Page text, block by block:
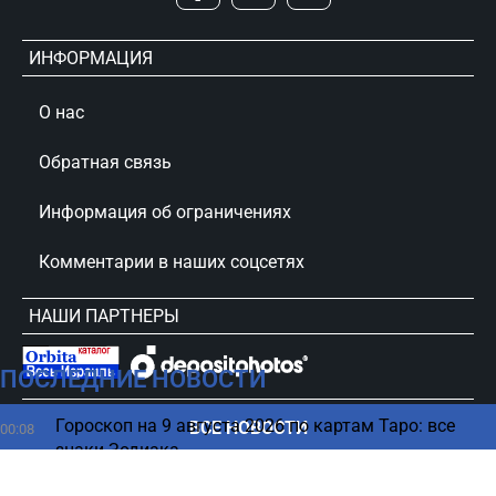
ПОСЛЕДНИЕ НОВОСТИ
00:08
Гороскоп на 9 августа 2026 по картам Таро: все
знаки Зодиака
ВСЕ НОВОСТИ
ИНФОРМАЦИЯ
О нас
Обратная связь
Информация об ограничениях
Комментарии в наших соцсетях
НАШИ ПАРТНЕРЫ
сursorinfo.co.il © Все права защищены